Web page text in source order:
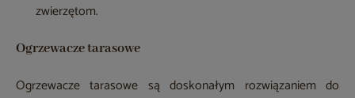
zwierzętom.
Ogrzewacze tarasowe
Ogrzewacze tarasowe są doskonałym rozwiązaniem do